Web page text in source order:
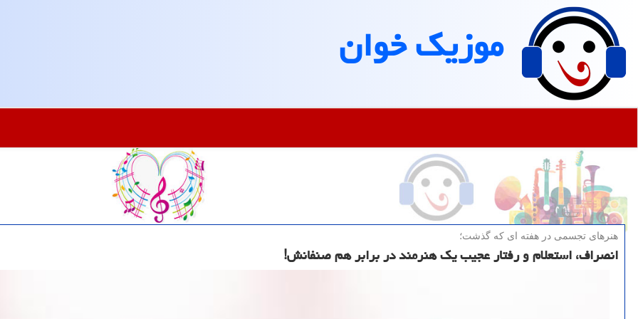
موزیك خوان
هنرهای تجسمی در هفته ای كه گذشت؛
انصراف، استعلام و رفتار عجیب یک هنرمند در برابر هم صنفانش!